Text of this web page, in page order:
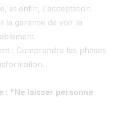
et enfin, l'acceptation.
la garantie de voir la
: Comprendre les phases
: "Ne laisser personne